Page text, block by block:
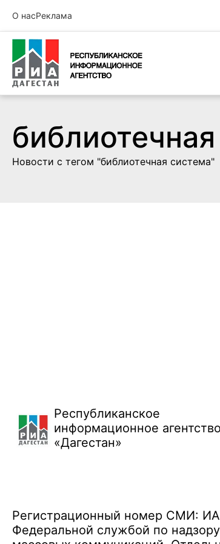
О насРеклама
Новости с тегом "библиотечная система"
Республиканское
информационное агентство
«Дагестан»
Регистрационный номер СМИ:
Федеральной службой по